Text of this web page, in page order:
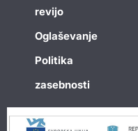
revijo
Oglaševanje
Politika
zasebnosti